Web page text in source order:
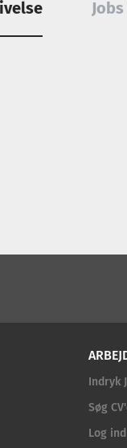
Indryk
Søg
Log ind